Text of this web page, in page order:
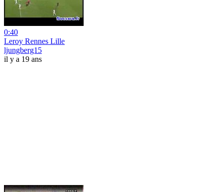
0:40
Leroy Rennes Lille
ljungberg15
il y a 19 ans